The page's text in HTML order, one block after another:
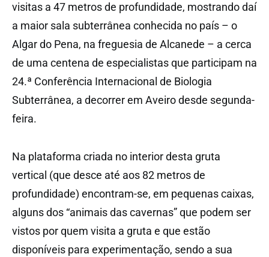
visitas a 47 metros de profundidade, mostrando daí
a maior sala subterrânea conhecida no país – o
Algar do Pena, na freguesia de Alcanede – a cerca
de uma centena de especialistas que participam na
24.ª Conferência Internacional de Biologia
Subterrânea, a decorrer em Aveiro desde segunda-
feira.
Na plataforma criada no interior desta gruta
vertical (que desce até aos 82 metros de
profundidade) encontram-se, em pequenas caixas,
alguns dos “animais das cavernas” que podem ser
vistos por quem visita a gruta e que estão
disponíveis para experimentação, sendo a sua